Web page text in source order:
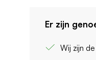
Er zijn
Wij zijn